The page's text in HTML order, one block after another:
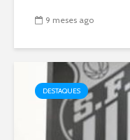
9 meses ago
DESTAQUES